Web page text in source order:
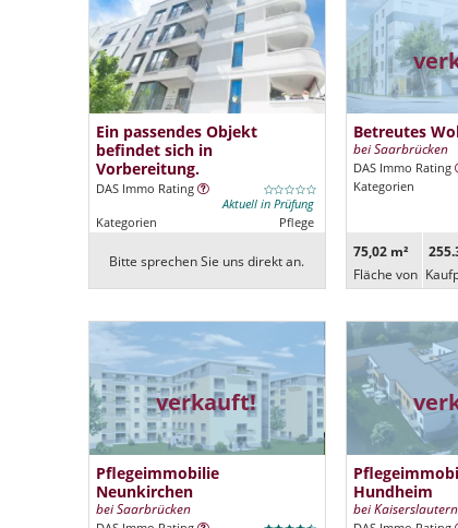
Ein passendes Objekt
befindet sich in
Vorbereitung.
DAS Immo Rating
Aktuell in Prüfung
Kategorien
Pflege
Bitte sprechen Sie uns direkt an.
Betreutes
bei Saarbrücken
DAS Immo Rating
Kategorien
75,02 m²
Fläche von
verkauft!
Pflegeimmobilie
Neunkirchen
bei Saarbrücken
Hundheim
bei Kaiserslautern